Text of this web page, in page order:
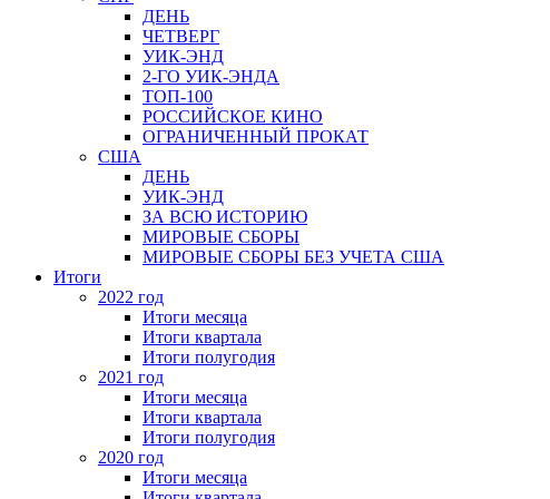
ДЕНЬ
ЧЕТВЕРГ
УИК-ЭНД
2-ГО УИК-ЭНДА
ТОП-100
РОССИЙСКОЕ КИНО
ОГРАНИЧЕННЫЙ ПРОКАТ
США
ДЕНЬ
УИК-ЭНД
ЗА ВСЮ ИСТОРИЮ
МИРОВЫЕ СБОРЫ
МИРОВЫЕ СБОРЫ БЕЗ УЧЕТА США
Итоги
2022 год
Итоги месяца
Итоги квартала
Итоги полугодия
2021 год
Итоги месяца
Итоги квартала
Итоги полугодия
2020 год
Итоги месяца